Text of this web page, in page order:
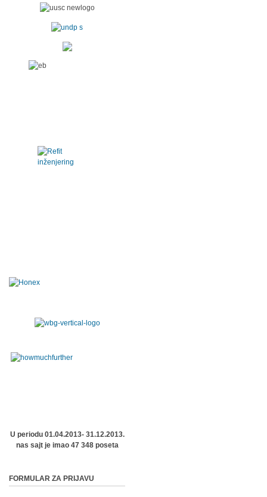
U periodu 01.04.2013- 31.12.2013.
nas sajt je imao 47 348 poseta
FORMULAR ZA PRIJAVU